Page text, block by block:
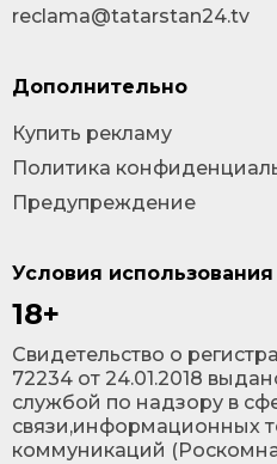
Условия
18+
Cвидетельство о
72234 от 24.01.2018
службой по надзору в
связи,информационных
коммуникаций
reclama@tatarstan24.tv
Дополнительно
Купить рекламу
Политика
Предупреждение